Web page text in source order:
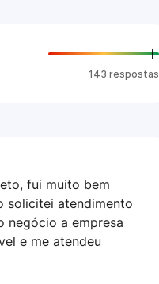
143 respostas
fui muito bem
solicitei atendimento
negócio a empresa
e me atendeu